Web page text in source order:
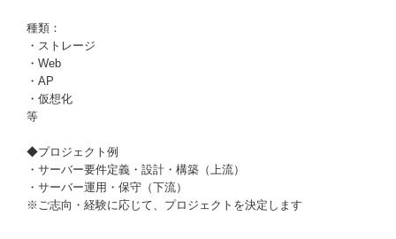
種類：
・ストレージ
・Web
・AP
・仮想化
等
◆プロジェクト例
・サーバー要件定義・設計・構築（上流）
・サーバー運用・保守（下流）
※ご志向・経験に応じて、プロジェクトを決定します